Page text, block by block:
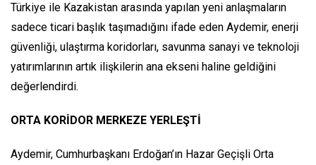
Türkiye ile Kazakistan arasında yapılan yeni anlaşmaların
sadece ticari başlık taşımadığını ifade eden Aydemir, enerji
güvenliği, ulaştırma koridorları, savunma sanayi ve teknoloji
yatırımlarının artık ilişkilerin ana ekseni haline geldiğini
değerlendirdi.
ORTA KORİDOR MERKEZE YERLEŞTİ
Aydemir, Cumhurbaşkanı Erdoğan’ın Hazar Geçişli Orta